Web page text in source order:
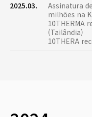
2025.03.
Assinatura
milhões na
10THERMA
(Tailândia)
10THERA